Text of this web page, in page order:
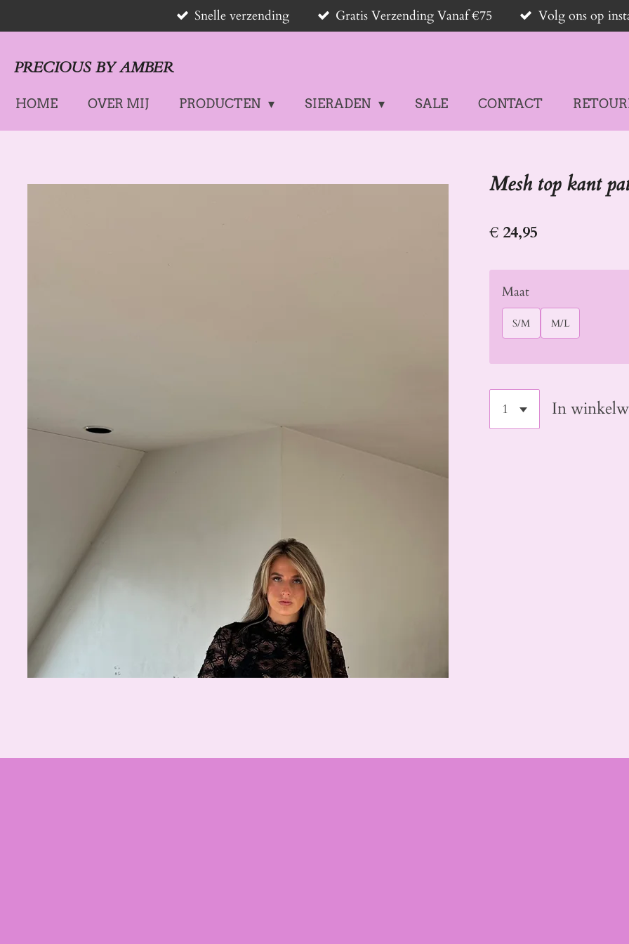
direct
de
Snelle verzending Gratis Verzending Vanaf €75 Volg ons op
PRECIOUS BY AMBER
HOME OVER MIJ PRODUCTEN SIERADEN SALE CONTACT
Mesh top kant
€ 24,95
Maat
S/M M/L
In